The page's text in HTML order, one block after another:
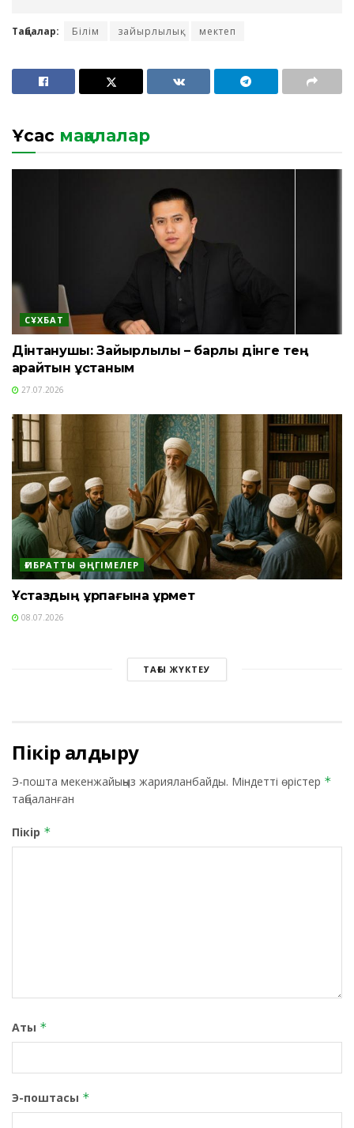
Таңбалар: Білім зайырлылық мектеп
Ұқсас мақалалар
СҰХБАТ
Дінтанушы: Зайырлылық – барлық дінге тең
қарайтын ұстаным
27.07.2026
ҒИБРАТТЫ ӘҢГІМЕЛЕР
Ұстаздың ұрпағына құрмет
08.07.2026
ТАҒЫ ЖҮКТЕУ
Пікір қалдыру
Э-пошта мекенжайыңыз жарияланбайды. Міндетті өрістер *
таңбаланған
Пікір *
Аты *
Э-поштасы *